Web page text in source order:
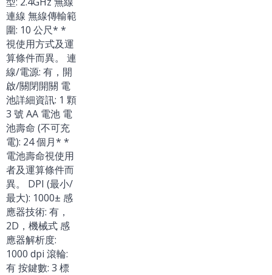
連線 無線傳輸範
圍: 10 公尺* *
視使用方式及運
算條件而異。 連
線/電源: 有，開
啟/關閉開關 電
池詳細資訊: 1 顆
3 號 AA 電池 電
池壽命 (不可充
電): 24 個月* *
電池壽命視使用
者及運算條件而
異。 DPI (最小/
最大): 1000± 感
應器技術: 有，
2D，機械式 感
應器解析度:
1000 dpi 滾輪:
有 按鍵數: 3 標